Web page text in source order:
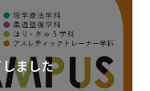
ました